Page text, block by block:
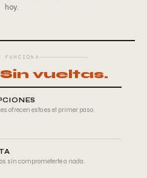
hoy.
FUNCIONA
Sin vueltas.
ofrecen esto es el primer paso.
sin comprometerte a nada.